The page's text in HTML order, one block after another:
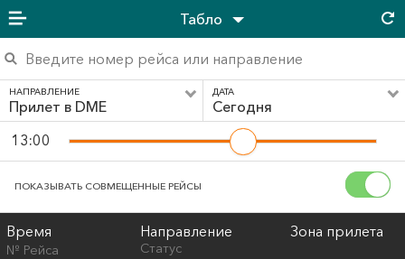
Табло
НАПРАВЛЕНИЕ
Прилет в DME
ДАТА
Сегодня
13:00
ПОКАЗЫВАТЬ СОВМЕЩЕННЫЕ РЕЙСЫ
Время
№ Рейса
Направление
Статус
Зона прилета